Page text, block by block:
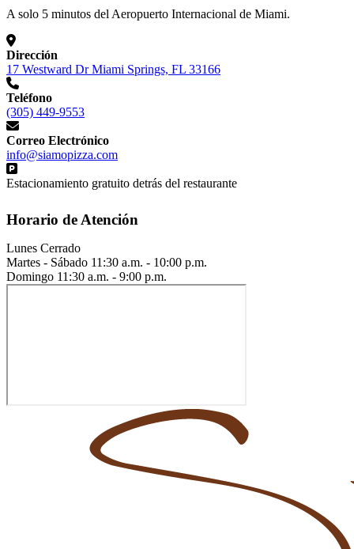
A solo 5 minutos del Aeropuerto Internacional de Miami.
Dirección
17 Westward Dr Miami Springs, FL 33166
Teléfono
(305) 449-9553
Correo Electrónico
info@siamopizza.com
Estacionamiento gratuito detrás del restaurante
Horario de Atención
Lunes Cerrado
Martes - Sábado 11:30 a.m. - 10:00 p.m.
Domingo 11:30 a.m. - 9:00 p.m.